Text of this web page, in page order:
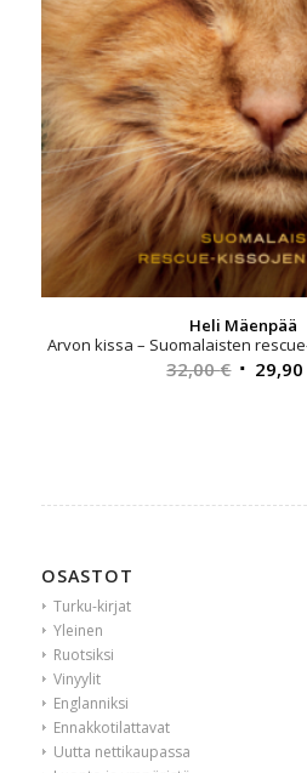
Heli Mäenpää
Arvon kissa – Suomalaisten
32,00€ 29,90
OSASTOT
Turku-kirjat
Yleinen
Ruotsiksi
Vinyylit
Englanniksi
Ennakkotilattavat
Uutta nettikaupassa